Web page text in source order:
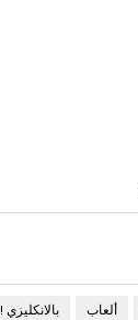
ألعاب بالانكليزي !